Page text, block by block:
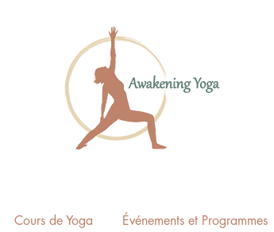
Cours de Yoga Événements et Programmes